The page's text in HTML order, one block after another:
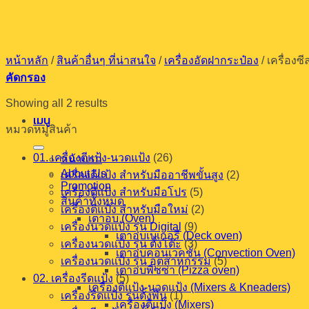
เนื้อหา
เมนู
หน้าแรก
About Us
Promotion
สินค้าทั้งหมด
เตาอบ (Oven)
เตาอบเบเกอรี (Deck oven)
เตาอบคอนเวคชั่น (Convection Oven)
เตาอบพิซซ่า (Pizza oven)
เครื่องตีแป้ง-นวดแป้ง (Mixers & Kneaders)
เครื่องตีแป้ง (Mixers)
หน้าหลัก / สินค้าอื่นๆ ที่น่าสนใจ / เครื่องอัดฝากระป๋อง /เครื่องซี
คัดกรอง
Showing all 2 results
หมวดหมู่สินค้า
01. เครื่องตีแป้ง-นวดแป้ง (26)
เครื่องตีแป้ง สำหรับมืออาชีพขั้นสูง (2)
เครื่องตีแป้ง สำหรับมือโปร (5)
เครื่องตีแป้ง สำหรับมือใหม่ (2)
เครื่องนวดแป้ง รุ่น Digital (9)
เครื่องนวดแป้ง รุ่น ตั้งโต๊ะ (3)
เครื่องนวดแป้ง รุ่น อุตสาหกรรม (5)
02. เครื่องรีดแป้ง (5)
เครื่องรีดแป้ง รุ่นตั้งพื้น (1)